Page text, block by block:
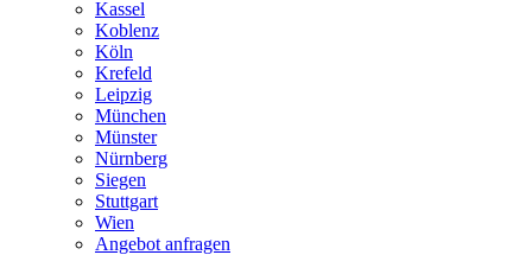
Kassel
Koblenz
Köln
Krefeld
Leipzig
München
Münster
Nürnberg
Siegen
Stuttgart
Wien
Angebot anfragen